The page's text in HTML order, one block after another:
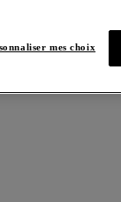
mes choix